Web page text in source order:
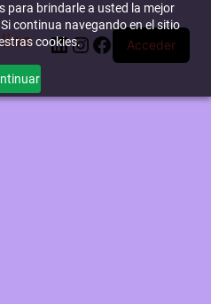
para brindarle a usted la mejor
continua navegando en el sitio
cookies.
LinkedIn
Instagram
Facebook
Acceder